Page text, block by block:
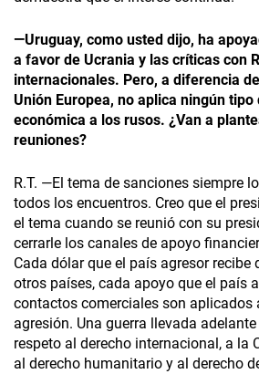
—Uruguay, como usted dijo, ha
a favor de Ucrania y las críticas con
internacionales. Pero, a diferencia
Unión Europea, no aplica ningún tipo
económica a los rusos. ¿Van a
reuniones?
R.T. —El tema de sanciones siempre
todos los encuentros. Creo que el
el tema cuando se reunió con su
cerrarle los canales de apoyo
Cada dólar que el país agresor recibe
otros países, cada apoyo que el país
contactos comerciales son aplicados
agresión. Una guerra llevada
respeto al derecho internacional, a la
al derecho humanitario y al derecho